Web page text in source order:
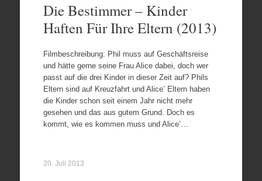
Die Bestimmer – Kinder
Haften Für Ihre Eltern (2013)
Filmbeschreibung: Phil muss auf Geschäftsreise
und hätte gerne seine Frau Alice dabei, doch wer
passt auf die drei Kinder in dieser Zeit auf? Phils
Eltern sind auf Kreuzfahrt und Alice’ Eltern haben
die Kinder schon seit einem Jahr nicht mehr
gesehen und das aus gutem Grund. Doch es
kommt, wie es kommen muss und Alice’…
20. Juli 2013